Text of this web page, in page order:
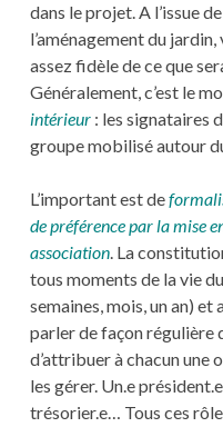
dans le projet. A l’issue
l’aménagement du
assez fidèle de ce que
Généralement, c’est le
intérieur: les signataires
groupe mobilisé autour
L’important est de
de préférence par la mise
association. La
tous moments de la vie
semaines, mois, un an)
parler de façon régulière
d’attribuer à chacun une
les gérer. Un.e
trésorier.e… Tous ces